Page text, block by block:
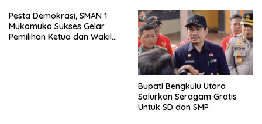
Pesta Demokrasi, SMAN 1
Mukomuko Sukses Gelar
Pemilihan Ketua dan Wakil
Bupati Bengkulu Utara
Salurkan Seragam Gratis
Untuk SD dan SMP